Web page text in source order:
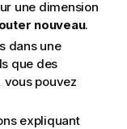
une dimension
nouveau.
dans une
que des
pouvez
expliquant